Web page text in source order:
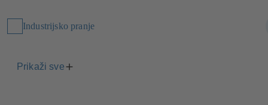
Industrijsko pranje
Prikaži sve